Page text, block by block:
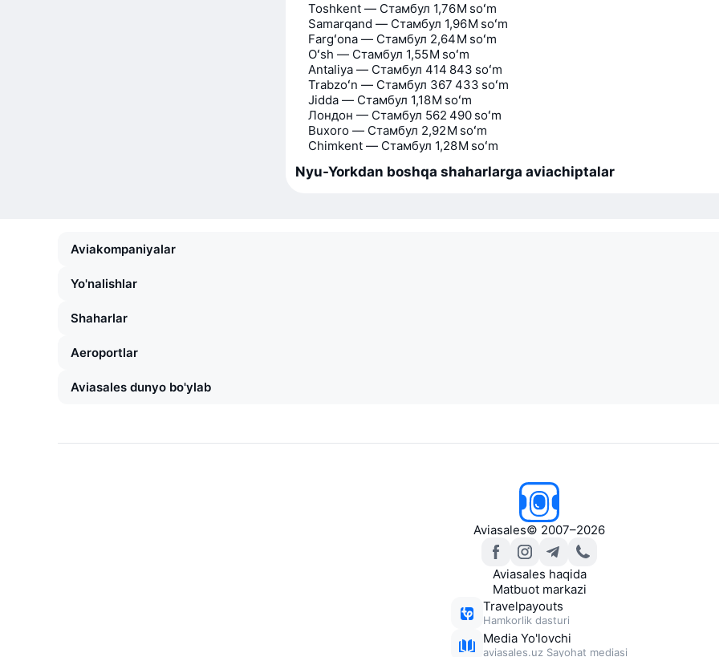
Toshkent — Стамбул 1,76 M soʻm
Samarqand — Стамбул 1,96 M soʻm
Fargʻona — Стамбул 2,64 M soʻm
Oʻsh — Стамбул 1,55 M soʻm
Antaliya — Стамбул 414 843 soʻm
Trabzoʻn — Стамбул 367 433 soʻm
Jidda — Стамбул 1,18 M soʻm
Лондон — Стамбул 562 490 soʻm
Buxoro — Стамбул 2,92 M soʻm
Chimkent — Стамбул 1,28 M soʻm
Nyu-Yorkdan boshqa shaharlarga aviachiptalar
Aviakompaniyalar
Yo'nalishlar
Shaharlar
Aeroportlar
Aviasales dunyo bo'ylab
Aviasales© 2007–2026
Aviasales haqida
Matbuot markazi
Travelpayouts
Hamkorlik dasturi
Media Yo'lovchi
aviasales.uz Sayohat mediasi